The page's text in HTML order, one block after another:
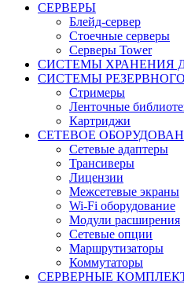
СЕРВЕРЫ
Блейд-сервер
Стоечные серверы
Серверы Tower
СИСТЕМЫ ХРАНЕНИЯ
СИСТЕМЫ
Стримеры
Ленточные
Картриджи
СЕТЕВОЕ
Сетевые адаптеры
Трансиверы
Лицензии
Межсетевые экраны
Wi-Fi оборудование
Модули расширения
Сетевые опции
Маршрутизаторы
Коммутаторы
СЕРВЕРНЫЕ